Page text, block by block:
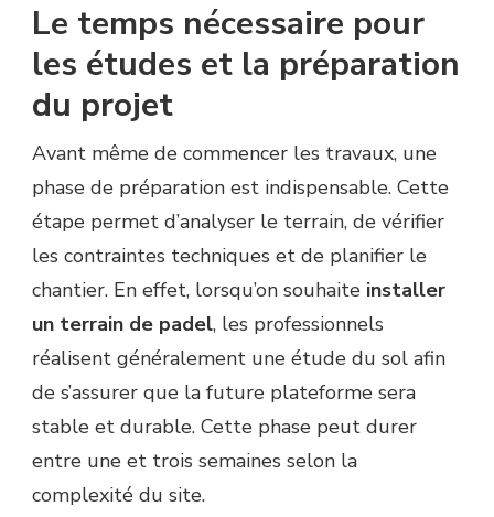
Le temps nécessaire pour
les études et la préparation
du projet
Avant même de commencer les travaux, une
phase de préparation est indispensable. Cette
étape permet d’analyser le terrain, de vérifier
les contraintes techniques et de planifier le
chantier. En effet, lorsqu’on souhaite installer
un terrain de padel, les professionnels
réalisent généralement une étude du sol afin
de s’assurer que la future plateforme sera
stable et durable. Cette phase peut durer
entre une et trois semaines selon la
complexité du site.